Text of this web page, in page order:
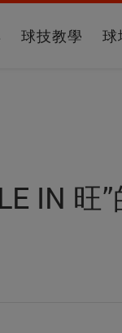
球技教學 球
IN 旺